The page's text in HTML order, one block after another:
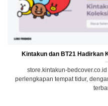
Kintakun dan BT21 Hadirkan
store.kintakun-
perlengkapan tempat tidur,